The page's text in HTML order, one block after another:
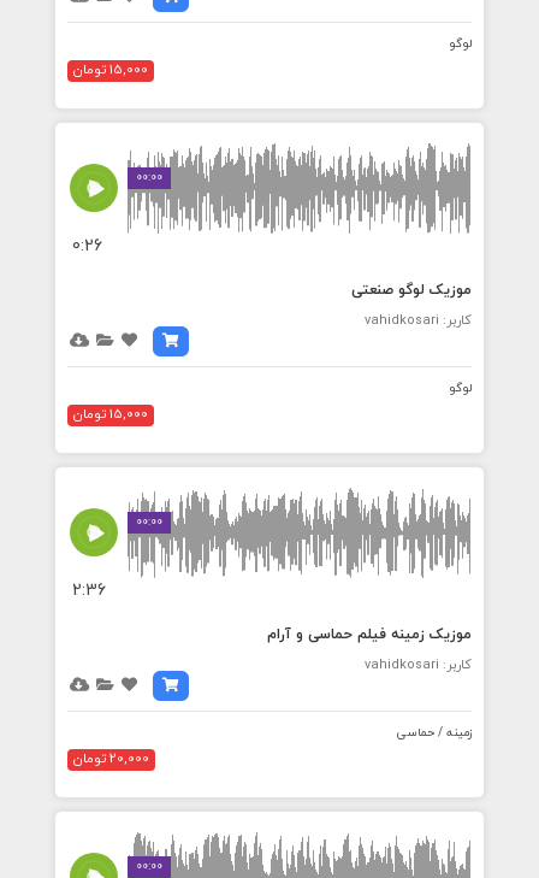
لوگو
15,000 تومان
00:00
0:26
موزیک لوگو صنعتی
کاربر: vahidkosari
لوگو
15,000 تومان
00:00
2:36
موزیک زمینه فیلم حماسی و آرام
کاربر: vahidkosari
زمینه / حماسی
20,000 تومان
00:00